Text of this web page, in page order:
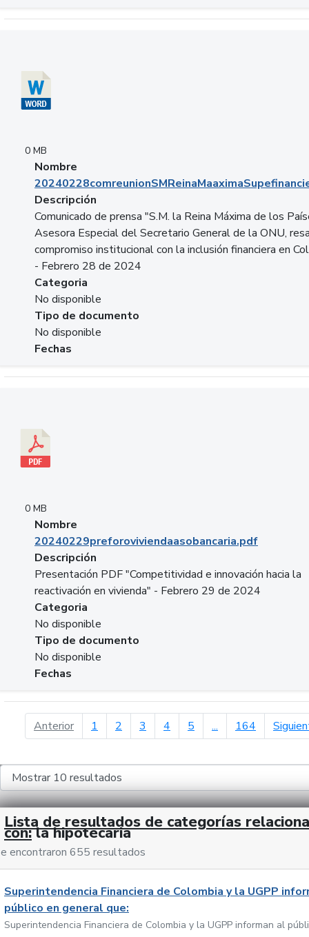
0 MB
Nombre
Descripción
Comunicado de prensa "S.M. la Reina Máxima de los
Asesora Especial del Secretario General de la ONU,
compromiso institucional con la inclusión financiera en
- Febrero 28 de 2024
Categoria
No disponible
Tipo de documento
No disponible
Fechas
0 MB
Nombre
20240229preforoviviendaasobancaria.pdf
Descripción
Presentación PDF "Competitividad e innovación hacia la
reactivación en vivienda" - Febrero 29 de 2024
Categoria
No disponible
Tipo de documento
No disponible
Fechas
Anteriorpágina anterior
1 2 3 4 5 ... 164
Lista de resultados de categorías
con: la hipotecaria
encontraron 655 resultados
Superintendencia Financiera de Colombia y la UGPP
público en general que:
Superintendencia Financiera de Colombia y la UGPP informan al